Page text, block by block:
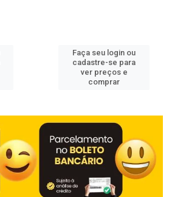
Faça seu login ou
cadastre-se para
ver preços e
comprar